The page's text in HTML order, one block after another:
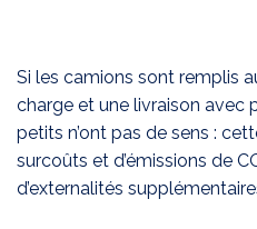
Si les camions sont remplis
charge et une livraison avec
petits n’ont pas de sens :
surcoûts et d’émissions de
d’externalités